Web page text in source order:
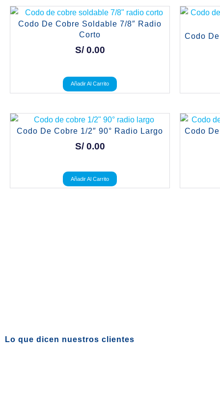
Codo De Cobre Soldable 7/8″ Radio
Corto
S/0.00
Añadir Al Carrito
Codo
Codo De Cobre 1/2″ 90° Radio Largo
S/0.00
Añadir Al Carrito
Codo
Lo que dicen nuestros clientes